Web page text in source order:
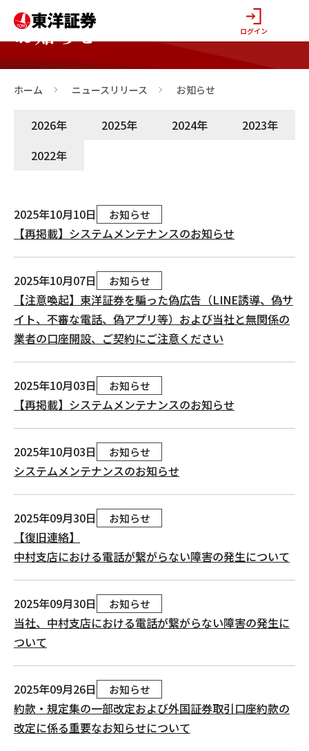
ログイン
お知らせ
ホーム >
ニュースリリース >
お知らせ
2026年 2025年 2024年
2023年
2022年
2025年10月10日 お知らせ
【再掲載】システムメンテナンスのお知らせ
2025年10月07日 お知らせ
【注意喚起】東洋証券を騙った偽広告（LINE誘導、偽サ
イト、不審な電話、偽アプリ等）および当社と無関係の
業者の口座開設、ご契約にご注意ください
2025年10月03日 お知らせ
【再掲載】システムメンテナンスのお知らせ
2025年10月03日 お知らせ
システムメンテナンスのお知らせ
2025年09月30日 お知らせ
【復旧連絡】
中村支店における電話が繋がらない障害の発生について
2025年09月30日 お知らせ
当社、中村支店における電話が繋がらない障害の発生に
ついて
2025年09月26日 お知らせ
約款・規定集の一部改定および外国証券取引口座約款の
改定に係る重要なお知らせについて